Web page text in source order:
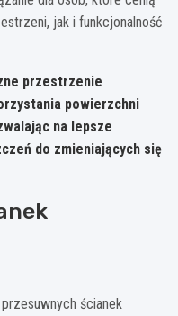
jak i funkcjonalność
przestrzenie
powierzchni
na lepsze
do zmieniających się
ścianek